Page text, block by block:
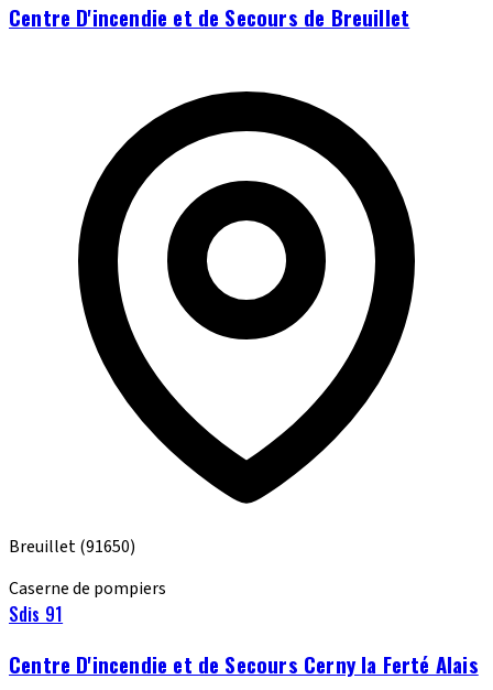
Centre D'incendie et de Secours de Breuillet
Breuillet(91650)
Caserne de pompiers
Sdis 91
Centre D'incendie et de Secours Cerny la Ferté Alais